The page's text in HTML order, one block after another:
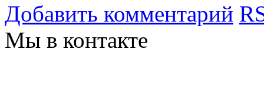
Добавить комментарий
Мы в контакте